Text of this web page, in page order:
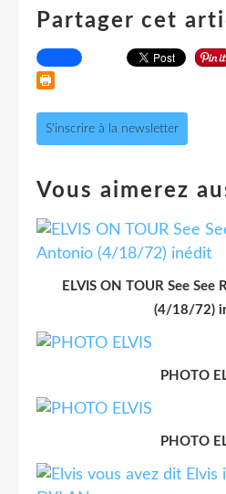
Partager cet
S'inscrire à la newsletter
Vous aimerez
ELVIS ON TOUR See See
(4/18/72)
PHOTO
PHOTO